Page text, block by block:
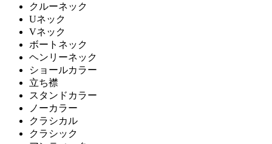
クルーネック
Uネック
Vネック
ボートネック
ヘンリーネック
ショールカラー
立ち襟
スタンドカラー
ノーカラー
クラシカル
クラシック